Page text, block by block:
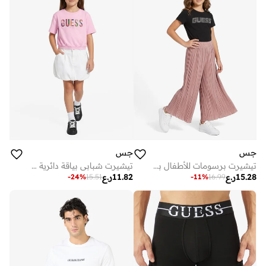
جس
تيشيرت برسومات للأطفال بياقة دائرية
ر.ع15.28
16.99
-11%
جس
تيشيرت شبابي بياقة دائرية وطبعة
ر.ع11.82
15.51
-24%